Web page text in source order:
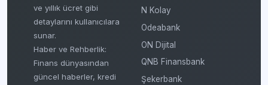
ve yıllık ücret gibi
detaylarını kullanıcılara
sunar.
Haber ve Rehberlik:
Finans dünyasından
güncel haberler, kredi
N Kolay
Odeabank
ON Dijital
QNB Finansbank
Şekerbank